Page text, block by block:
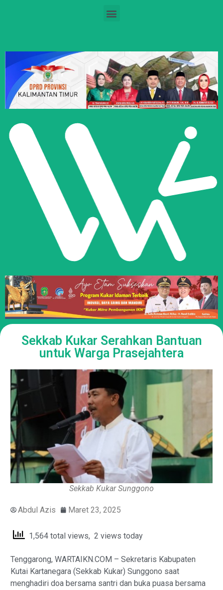
Sekkab Kukar Serahkan Bantuan
untuk Warga Prasejahtera
Sekkab Kukar Sunggono
Abdul Azis Maret 23, 2025
1,564 total views, 2 views today
Tenggarong, WARTAIKN.COM – Sekretaris Kabupaten
Kutai Kartanegara (Sekkab Kukar) Sunggono saat
menghadiri doa bersama santri dan buka puasa bersama